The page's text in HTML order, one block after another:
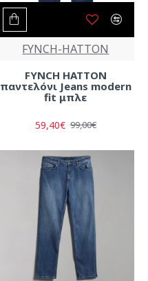
FYNCH-HATTON
FYNCH HATTON
παντελόνι Jeans modern
fit μπλε
59,40€ 99,00€